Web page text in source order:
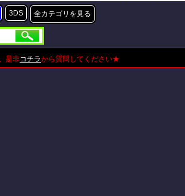
3DS 全カテゴリを見る
是非コチラから質問してください★